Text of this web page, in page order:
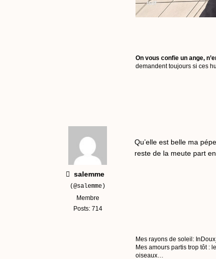
On vous confie un ange,
demandent toujours si ces
salemme
(@salemme)
Membre
Posts: 714
Qu’elle est belle ma
reste de la meute part
Mes rayons de soleil:
Mes amours partis trop tôt :
oiseaux…